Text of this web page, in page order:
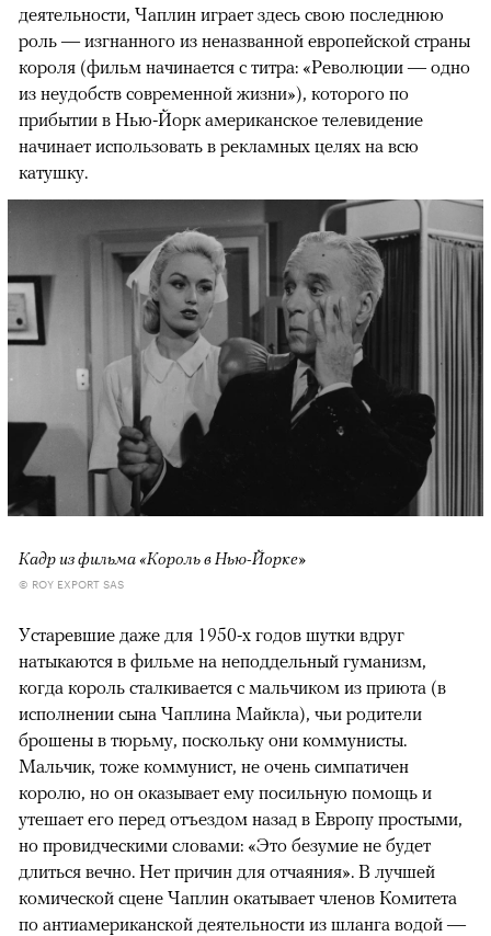
деятельности, Чаплин играет здесь свою последнюю
роль — изгнанного из неназванной европейской страны
короля (фильм начинается с титра: «Революции — одно
из неудобств современной жизни»), которого по
прибытии в Нью-Йорк американское телевидение
начинает использовать в рекламных целях на всю
катушку.
Кадр из фильма «Король в Нью-Йорке»
© ROY EXPORT SAS
Устаревшие даже для 1950-х годов шутки вдруг
натыкаются в фильме на неподдельный гуманизм,
когда король сталкивается с мальчиком из приюта (в
исполнении сына Чаплина Майкла), чьи родители
брошены в тюрьму, поскольку они коммунисты.
Мальчик, тоже коммунист, не очень симпатичен
королю, но он оказывает ему посильную помощь и
утешает его перед отъездом назад в Европу простыми,
но провидческими словами: «Это безумие не будет
длиться вечно. Нет причин для отчаяния». В лучшей
комической сцене Чаплин окатывает членов Комитета
по антиамериканской деятельности из шланга водой —